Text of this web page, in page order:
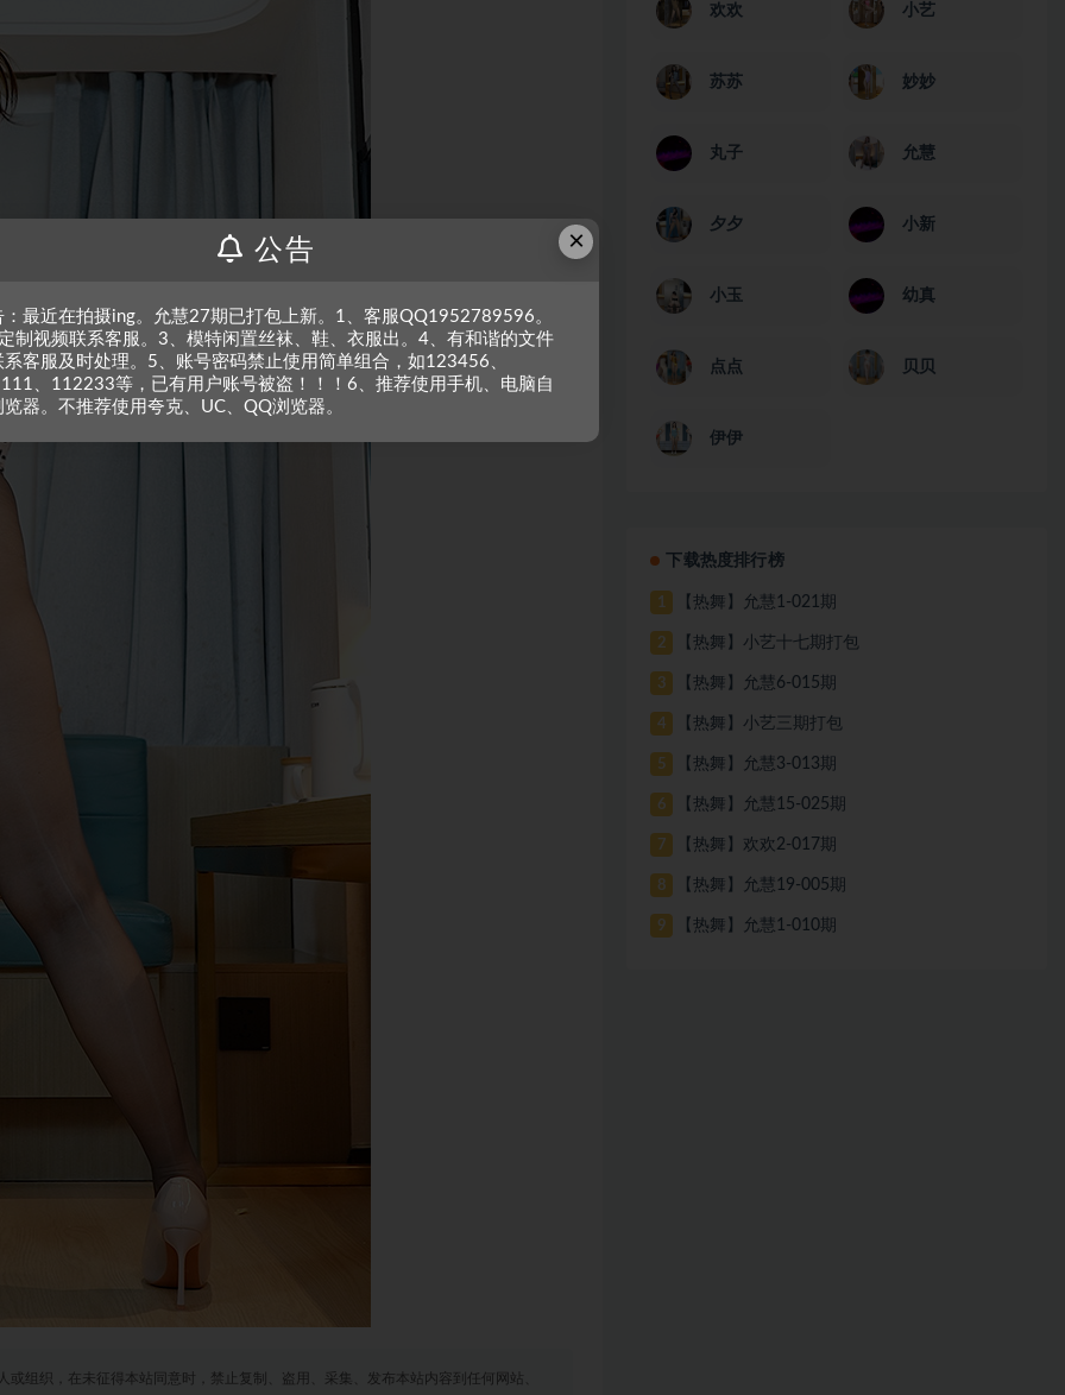
组织，在未征得本站同意时，禁止复制、盗用、采集、发布本站内容到任何网站、
欢欢 小艺
苏苏 妙妙
丸子 允慧
夕夕 小新
小玉 幼真
点点 贝贝
伊伊
下载热度排行榜
1 【热舞】允慧1-021期
2 【热舞】小艺十七期打包
3 【热舞】允慧6-015期
4 【热舞】小艺三期打包
5 【热舞】允慧3-013期
6 【热舞】允慧15-025期
7 【热舞】欢欢2-017期
8 【热舞】允慧19-005期
9 【热舞】允慧1-010期
×
公告
：最近在拍摄ing。允慧27期已打包上新。1、客服QQ1952789596。
制视频联系客服。3、模特闲置丝袜、鞋、衣服出。4、有和谐的文件
系客服及时处理。5、账号密码禁止使用简单组合，如123456、
、112233等，已有用户账号被盗！！！6、推荐使用手机、电脑自
览器。不推荐使用夸克、UC、QQ浏览器。